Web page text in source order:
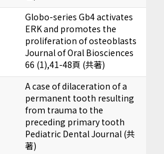
Globo-series Gb4 activates
ERK and promotes the
proliferation of osteoblasts
Journal of Oral Biosciences
66 (1),41-48頁 (共著)
A case of dilaceration of a
permanent tooth resulting
from trauma to the
preceding primary tooth
Pediatric Dental Journal (共
著)